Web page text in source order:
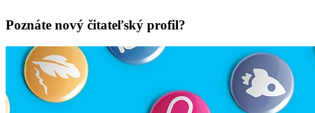
Poznáte nový čitateľský profil?